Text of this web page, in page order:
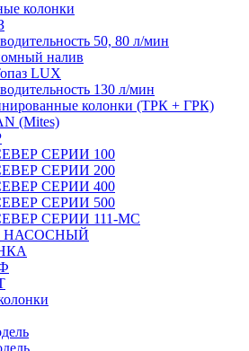
колонки
50, 80 л/мин
налив
LUX
130 л/мин
колонки (ТРК + ГРК)
(Mites)
СЕРИИ 100
СЕРИИ 200
СЕРИИ 400
СЕРИИ 500
СЕРИИ 111-МС
НАСОСНЫЙ